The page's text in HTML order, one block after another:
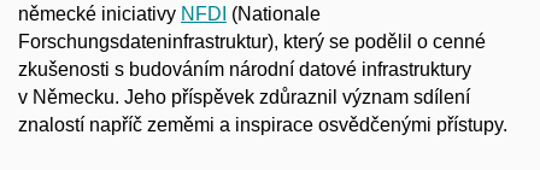
německé iniciativy NFDI (Nationale
Forschungsdateninfrastruktur), který se podělil o cenné
zkušenosti s budováním národní datové infrastruktury
v Německu. Jeho příspěvek zdůraznil význam sdílení
znalostí napříč zeměmi a inspirace osvědčenými přístupy.